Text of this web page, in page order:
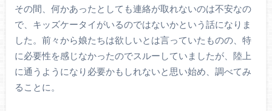
その間、何かあったとしても連絡が取れないのは不安なの
で、キッズケータイがいるのではないかという話になりま
した。前々から娘たちは欲しいとは言っていたものの、特
に必要性を感じなかったのでスルーしていましたが、陸上
に通うようになり必要かもしれないと思い始め、調べてみ
ることに。